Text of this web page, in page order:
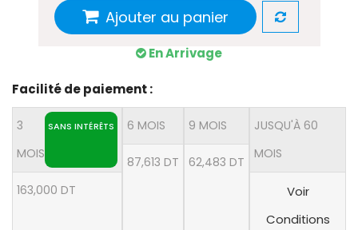
Ajouter au panier
En Arrivage
Facilité de paiement :
3
MOIS
SANS INTÉRÊTS
163,000 DT
6 MOIS
87,613 DT
9 MOIS
62,483 DT
JUSQU'À 60
MOIS
Voir
Conditions